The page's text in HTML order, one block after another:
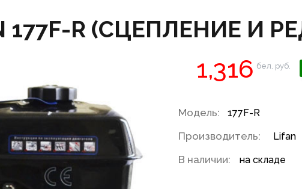
177F-R (СЦЕПЛЕНИЕ И
1,316 бел. руб.
Модель: 177F-R
Производитель: Lifan
В наличии: на складе